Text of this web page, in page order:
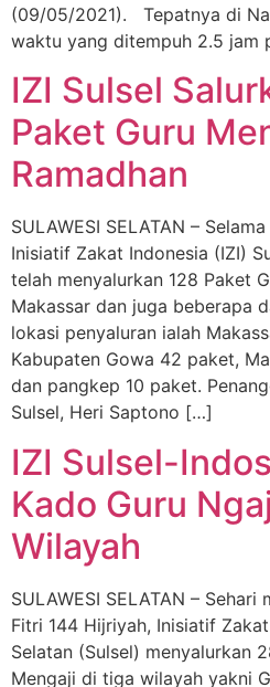
(09/05/2021). Tepatnya di
waktu yang ditempuh 2.5 jam
IZI Sulsel
Paket Guru
Ramadhan
SULAWESI SELATAN –
Inisiatif Zakat Indonesia (IZI)
telah menyalurkan 128 Paket
Makassar dan juga beberapa
lokasi penyaluran ialah
Kabupaten Gowa 42 paket,
dan pangkep 10 paket.
Sulsel, Heri Saptono […]
IZI Sulsel-
Kado Guru
Wilayah
SULAWESI SELATAN –
Fitri 144 Hijriyah, Inisiatif
Selatan (Sulsel) menyalurkan
Mengaji di tiga wilayah yakni